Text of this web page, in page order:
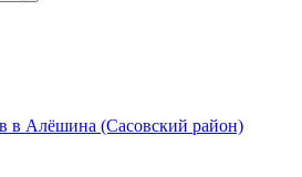
в Алёшина (Сасовский район)